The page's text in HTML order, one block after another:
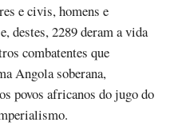
e civis, homens e
destes, 2289 deram a vida
combatentes que
Angola soberana,
povos africanos do jugo do